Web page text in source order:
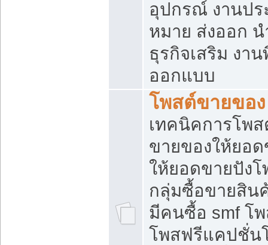
อุปกรณ์ งานป
หมาย ส่งออก น
ธุรกิจเสริม งา
ออกแบบ
โพสต์ขายของ
เทคนิคการโพ
ขายของให้ยอ
ให้ยอดขายปัง
กลุ่มซื้อขายสิน
มีคนซื้อ smf โ
โพสฟรีแคปชั่น